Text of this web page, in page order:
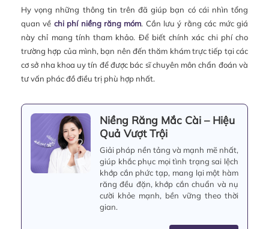
Hy vọng những thông tin trên đã giúp bạn có cái nhìn tổng
quan về chi phí niềng răng móm. Cần lưu ý rằng các mức giá
này chỉ mang tính tham khảo. Để biết chính xác chi phí cho
trường hợp của mình, bạn nên đến thăm khám trực tiếp tại các
cơ sở nha khoa uy tín để được bác sĩ chuyên môn chẩn đoán và
tư vấn phác đồ điều trị phù hợp nhất.
Niềng Răng Mắc Cài – Hiệu
Quả Vượt Trội
Giải pháp nền tảng và mạnh mẽ nhất,
giúp khắc phục mọi tình trạng sai lệch
khớp cắn phức tạp, mang lại một hàm
răng đều đặn, khớp cắn chuẩn và nụ
cười khỏe mạnh, bền vững theo thời
gian.